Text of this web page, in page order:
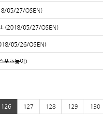
05/27/OSEN)
(2018/05/27/OSEN)
05/26/OSEN)
포츠동아)
126 127 128 129 130